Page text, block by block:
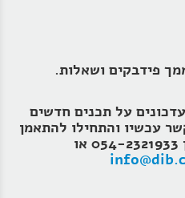
פידבקים ושאלות.
על תכנים חדשים
עכשיו והתחילו להתאמן
יחד איתי בטלפון 054-2321933 או